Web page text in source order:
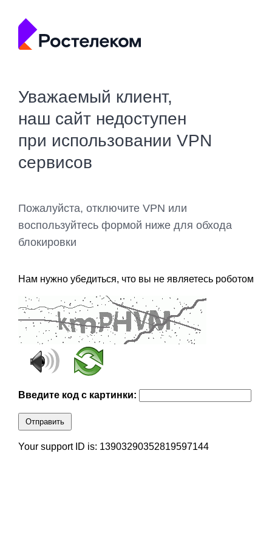
Уважаемый клиент,
наш сайт недоступен
при использовании VPN
сервисов
Пожалуйста, отключите VPN или
воспользуйтесь формой ниже для обхода
блокировки
Нам нужно убедиться, что вы не являетесь роботом
Введите код с картинки:
Отправить
Your support ID is: 13903290352819597144